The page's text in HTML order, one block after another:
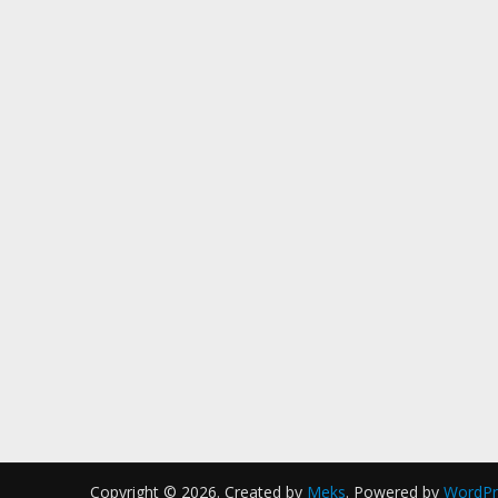
Copyright © 2026. Created by Meks. Powered by